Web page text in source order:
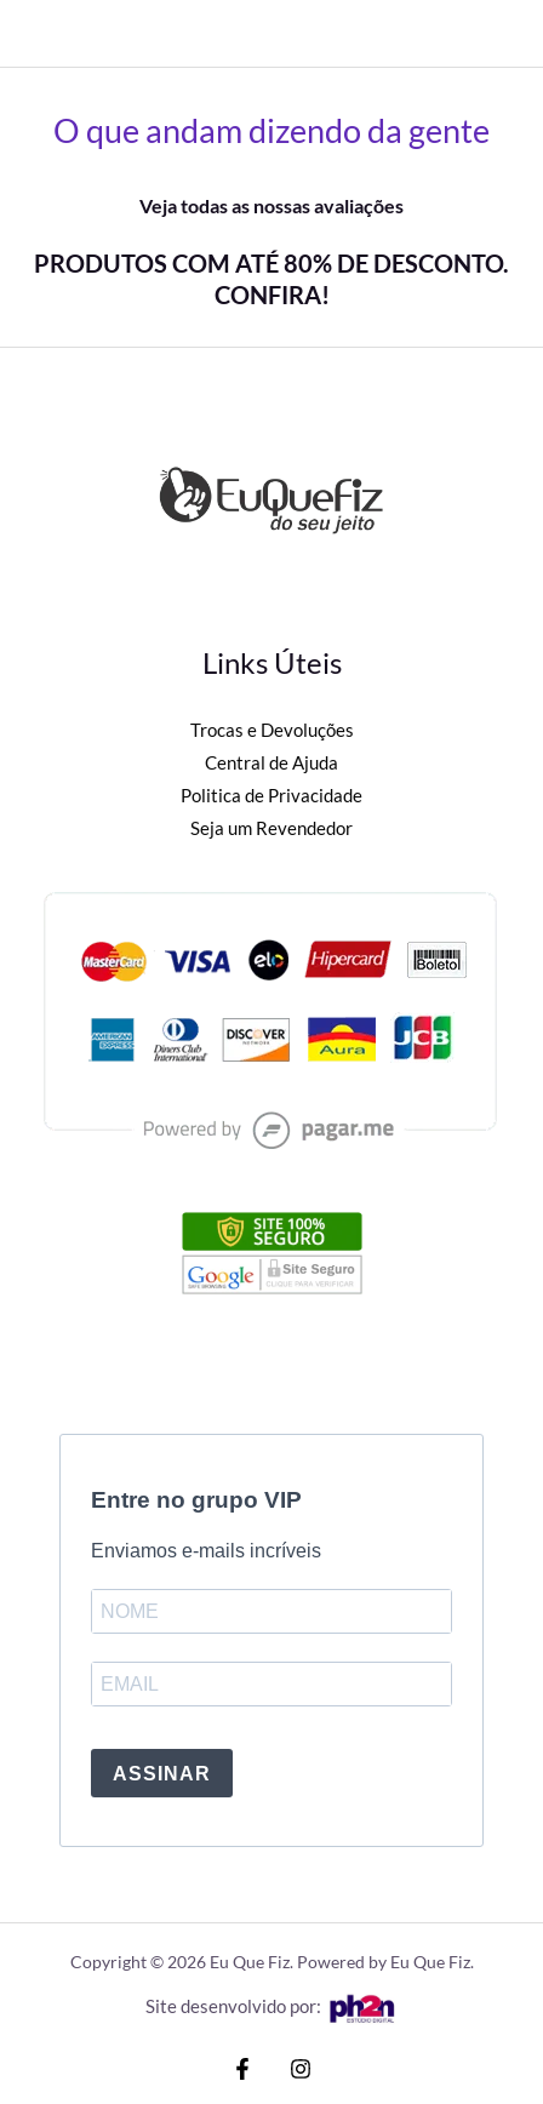
O que andam dizendo da gente
Veja todas as nossas avaliações
PRODUTOS COM ATÉ 80% DE DESCONTO.
CONFIRA!
Links Úteis
Trocas e Devoluções
Central de Ajuda
Politica de Privacidade
Seja um Revendedor
Entre no grupo VIP
Enviamos e-mails incríveis
ASSINAR
Copyright © 2026 Eu Que Fiz. Powered by Eu Que Fiz.
Site desenvolvido por: